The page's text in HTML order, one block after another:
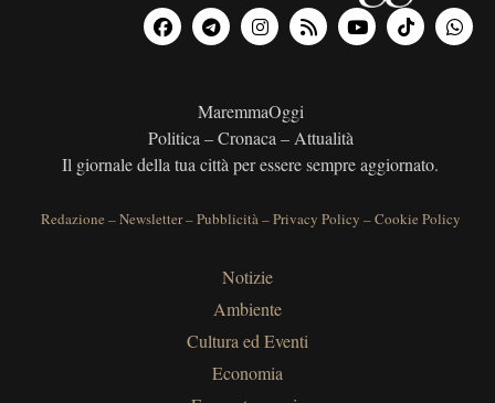
MaremmaOggi
Politica – Cronaca – Attualità
Il giornale della tua città per essere sempre aggiornato.
Redazione –Newsletter–Pubblicità–Privacy Policy –Cookie Policy
Notizie
Ambiente
Cultura ed Eventi
Economia